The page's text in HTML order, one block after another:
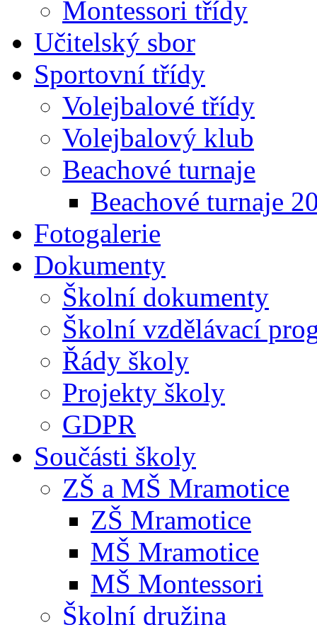
Montessori třídy
Učitelský sbor
Sportovní třídy
Volejbalové třídy
Volejbalový klub
Beachové turnaje
Beachové turnaje
Fotogalerie
Dokumenty
Školní dokumenty
Školní vzdělávací
Řády školy
Projekty školy
GDPR
Součásti školy
ZŠ a MŠ Mramotice
ZŠ Mramotice
MŠ Mramotice
MŠ Montessori
Školní družina